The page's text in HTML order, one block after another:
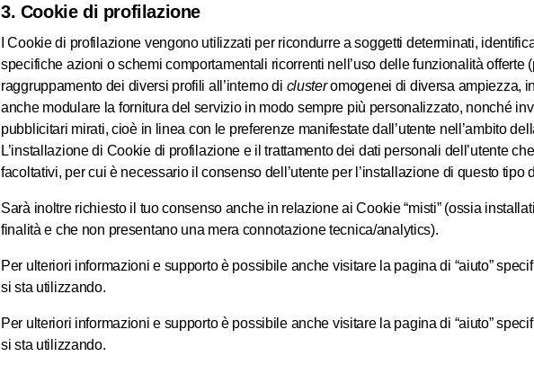
3. Cookie di profilazione
I Cookie di profilazione vengono utilizzati per ricondurre a soggetti determinati,
specifiche azioni o schemi comportamentali ricorrenti nell’uso delle funzionalità offerte
raggruppamento dei diversi profili all’interno di clusteromogenei di diversa ampiezza,
anche modulare la fornitura del servizio in modo sempre più personalizzato, nonché
pubblicitari mirati, cioè in linea con le preferenze manifestate dall’utente nell’ambito
L’installazione di Cookie di profilazione e il trattamento dei dati personali dell’utente
facoltativi, per cui è necessario il consenso dell’utente per l’installazione di questo tipo
Sarà inoltre richiesto il tuo consenso anche in relazione ai Cookie “misti” (ossia
finalità e che non presentano una mera connotazione tecnica/analytics).
Per ulteriori informazioni e supporto è possibile anche visitare la pagina di “aiuto”
si sta utilizzando.
Per ulteriori informazioni e supporto è possibile anche visitare la pagina di “aiuto”
si sta utilizzando.